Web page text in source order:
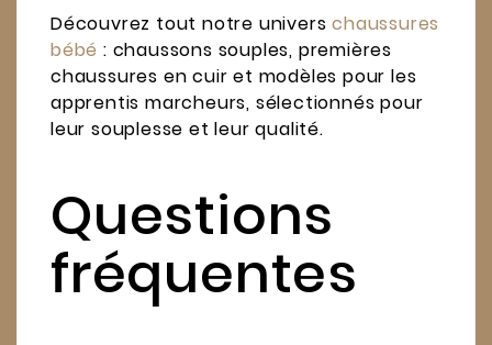
Découvrez tout notre universchaussures
bébé : chaussons souples, premières
chaussures en cuir et modèles pour les
apprentis marcheurs, sélectionnés pour
leur souplesse et leur qualité.
Questions
fréquentes